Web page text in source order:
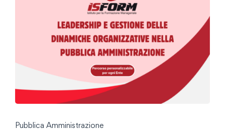
Pubblica Amministrazione